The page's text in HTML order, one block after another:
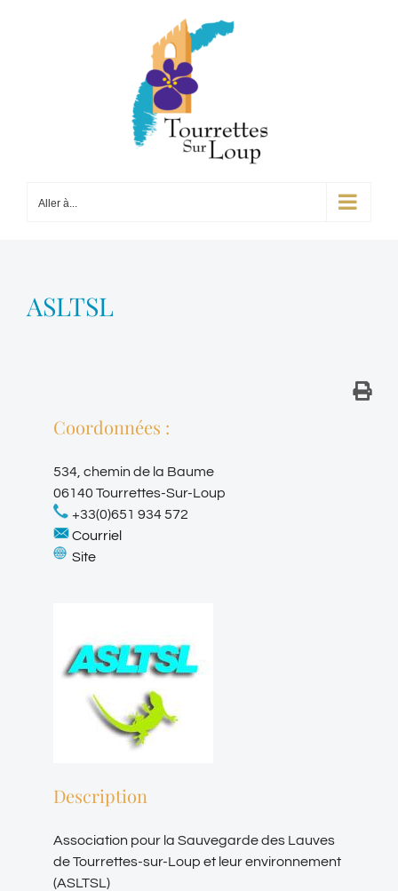
Aller à...
ASLTSL
Coordonnées :
534, chemin de la Baume
06140 Tourrettes-Sur-Loup
+33(0)651 934 572
Courriel
Site
Description
Association pour la Sauvegarde des Lauves
de Tourrettes-sur-Loup et leur environnement
(ASLTSL)